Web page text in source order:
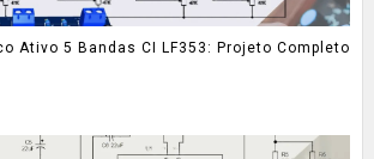
Ativo 5 Bandas CI LF353: Projeto Completo